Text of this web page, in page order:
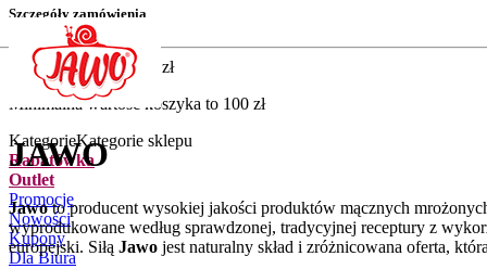
Szczegóły zamówienia
Złóż zamówienie 5,
zł
Minimalna wartość koszyka to 100 zł
KategorieKategorie sklepu
Rabatówka
Outlet
Promocje
Nowości
Kupony
Dla Biura
JAWO
Jawoto producent wysokiej jakości produktów mącznych
wyprodukowane według sprawdzonej, tradycyjnej receptury z
europejski. Siłą Jawo jest naturalny skład i zróżnicowana oferta,